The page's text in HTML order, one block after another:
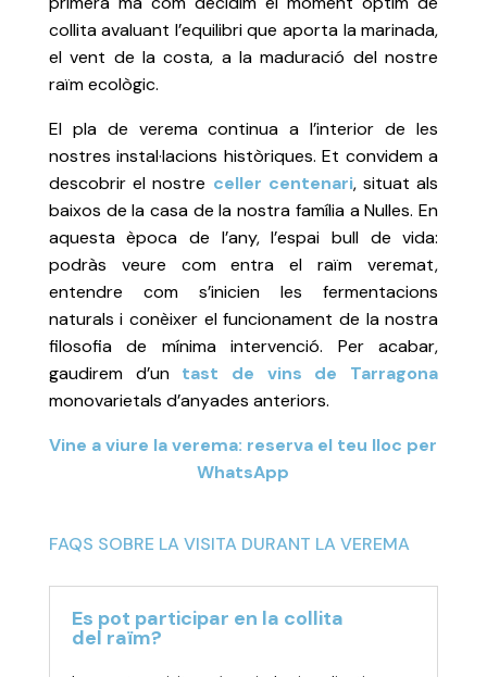
collita avaluant l’equilibri que aporta la marinada,
el vent de la costa, a la maduració del nostre
raïm ecològic.
El pla de verema continua a l’interior de les
nostres instal·lacions històriques. Et convidem a
descobrir el nostre celler centenari, situat als
baixos de la casa de la nostra família a Nulles. En
aquesta època de l’any, l’espai bull de vida:
podràs veure com entra el raïm veremat,
entendre com s’inicien les fermentacions
naturals i conèixer el funcionament de la nostra
filosofia de mínima intervenció. Per acabar,
gaudirem d’un tast de vins de Tarragona
monovarietals d’anyades anteriors.
Vine a viure la verema: reserva el teu lloc per
WhatsApp
FAQS SOBRE LA VISITA DURANT LA VEREMA
Es pot participar en la collita
del raïm?